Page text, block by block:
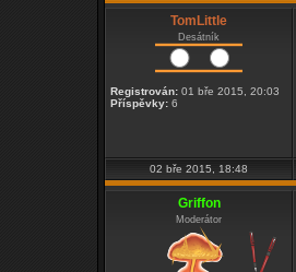
TomLittle
Desátník
Registrován: 01 bře 2015, 20:03
Příspěvky: 6
02 bře 2015, 18:48
Griffon
Moderátor